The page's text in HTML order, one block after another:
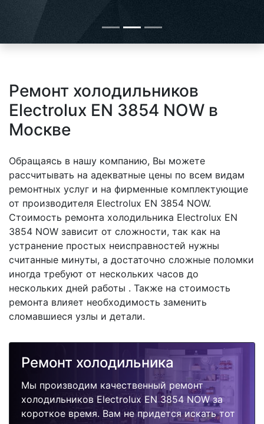
Ремонт холодильников
Electrolux EN 3854 NOW в
Москве
Обращаясь в нашу компанию, Вы можете
рассчитывать на адекватные цены по всем видам
ремонтных услуг и на фирменные комплектующие
от производителя Electrolux EN 3854 NOW.
Стоимость ремонта холодильника Electrolux EN
3854 NOW зависит от сложности, так как на
устранение простых неисправностей нужны
считанные минуты, а достаточно сложные поломки
иногда требуют от нескольких часов до
нескольких дней работы . Также на стоимость
ремонта влияет необходимость заменить
сломавшиеся узлы и детали.
Ремонт холодильника
Мы производим качественный ремонт
холодильников Electrolux EN 3854 NOW за
короткое время. Вам не придется искать тот